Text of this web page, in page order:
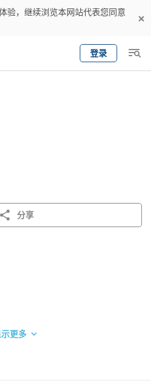
验，继续浏览本网站代表您同意
登录
分享
示更多